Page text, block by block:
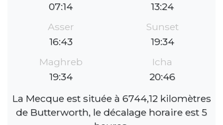
07:14
13:24
Asser
16:43
Sunset
19:34
Maghreb
19:34
Icha
20:46
La Mecque est située à 6744,12 kilomètres
de Butterworth, le décalage horaire est 5